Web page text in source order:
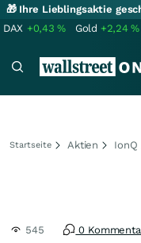
🎁 Ihre Lieblingsaktie
DAX +0,43% Gold +2,24%
Startseite Aktien IonQ
545 0